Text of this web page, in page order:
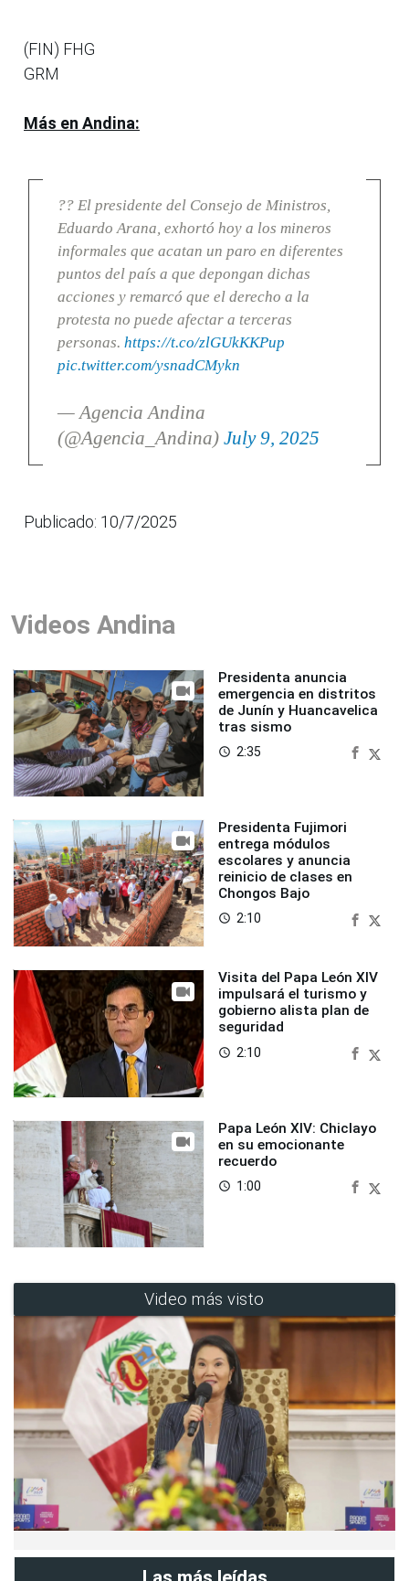
(FIN) FHG
GRM
Más en Andina:
?? El presidente del Consejo de Ministros,
Eduardo Arana, exhortó hoy a los mineros
informales que acatan un paro en diferentes
puntos del país a que depongan dichas
acciones y remarcó que el derecho a la
protesta no puede afectar a terceras
personas. https://t.co/zlGUkKKPup
pic.twitter.com/ysnadCMykn
— Agencia Andina
(@Agencia_Andina) July 9, 2025
Publicado: 10/7/2025
Videos Andina
Presidenta anuncia
emergencia en distritos
de Junín y Huancavelica
tras sismo
access_time 2:35
Presidenta Fujimori
entrega módulos
escolares y anuncia
reinicio de clases en
Chongos Bajo
access_time 2:10
Visita del Papa León XIV
impulsará el turismo y
gobierno alista plan de
seguridad
access_time 2:10
Papa León XIV: Chiclayo
en su emocionante
recuerdo
access_time 1:00
Video más visto